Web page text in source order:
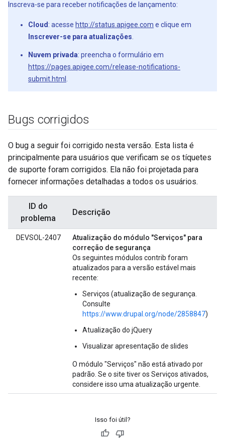
Inscreva-se para receber notificações de lançamento:
Cloud : acesse http://status.apigee.com e clique em
Inscrever-se para atualizações
Nuvem privada: preencha o formulário em
https://pages.apigee.com/release-notifications-
submit.html
Bugs corrigidos
O bug a seguir foi corrigido nesta versão. Esta lista é
principalmente para usuários que verificam se os tíquetes
de suporte foram corrigidos. Ela não foi projetada para
fornecer informações detalhadas a todos os usuários.
ID do
problema
Descrição
DEVSOL-2407
Atualização do módulo "Serviços" para
correção de segurança
Os seguintes módulos contrib foram
atualizados para a versão estável mais
recente:
Serviços (atualização de segurança.
Consulte
https://www.drupal.org/node/2858847)
Atualização do jQuery
Visualizar apresentação de slides
O módulo "Serviços" não está ativado por
padrão. Se o site tiver os Serviços ativados,
considere isso uma atualização urgente.
Isso foi útil?